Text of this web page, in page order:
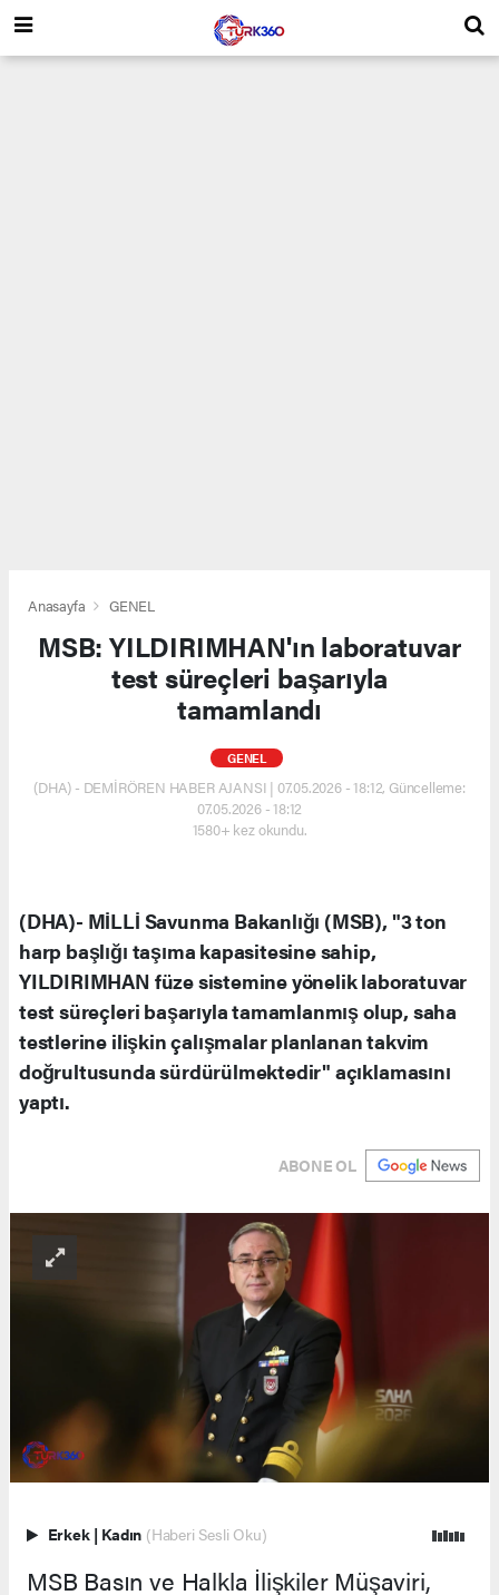
Anasayfa GENEL
MSB: YILDIRIMHAN'ın laboratuvar
test süreçleri başarıyla
tamamlandı
GENEL
(DHA) - DEMİRÖREN HABER AJANSI | 07.05.2026 - 18:12, Güncelleme:
07.05.2026 - 18:12
1580+ kez okundu.
(DHA)- MİLLİ Savunma Bakanlığı (MSB), "3 ton
harp başlığı taşıma kapasitesine sahip,
YILDIRIMHAN füze sistemine yönelik laboratuvar
test süreçleri başarıyla tamamlanmış olup, saha
testlerine ilişkin çalışmalar planlanan takvim
doğrultusunda sürdürülmektedir" açıklamasını
yaptı.
ABONE OL
Erkek | Kadın (Haberi Sesli Oku)
MSB Basın ve Halkla İlişkiler Müşaviri,